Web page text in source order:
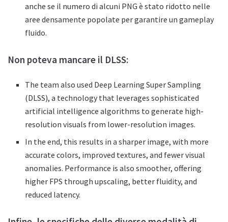
anche se il numero di alcuni PNG è stato ridotto nelle
aree densamente popolate per garantire un gameplay
fluido.
Non poteva mancare il DLSS:
The team also used Deep Learning Super Sampling
(DLSS), a technology that leverages sophisticated
artificial intelligence algorithms to generate high-
resolution visuals from lower-resolution images.
In the end, this results in a sharper image, with more
accurate colors, improved textures, and fewer visual
anomalies. Performance is also smoother, offering
higher FPS through upscaling, better fluidity, and
reduced latency.